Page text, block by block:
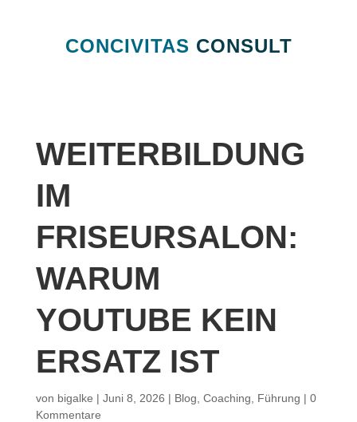
CONCIVITAS CONSULT
WEITERBILDUNG
IM
FRISEURSALON:
WARUM
YOUTUBE KEIN
ERSATZ IST
von bigalke | Juni 8, 2026 | Blog Coaching Führung | 0
Kommentare